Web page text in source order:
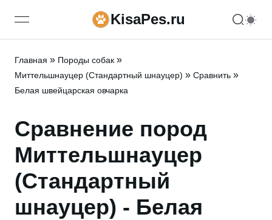
open navigation menuKisaPes.ru
Главная » Породы собак »
Миттельшнауцер (Стандартный шнауцер) » Сравнить »
Белая швейцарская овчарка
Сравнение пород
Миттельшнауцер
(Стандартный
шнауцер) - Белая